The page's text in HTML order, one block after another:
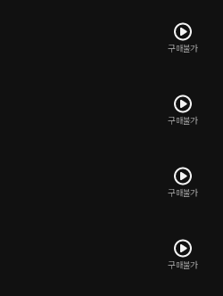
구매불가
구매불가
구매불가
구매불가